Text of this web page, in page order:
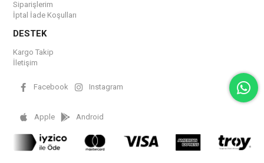
Siparişlerim
İptal İade Koşulları
DESTEK
Kargo Takip
İletişim
Facebook Instagram
Apple Android